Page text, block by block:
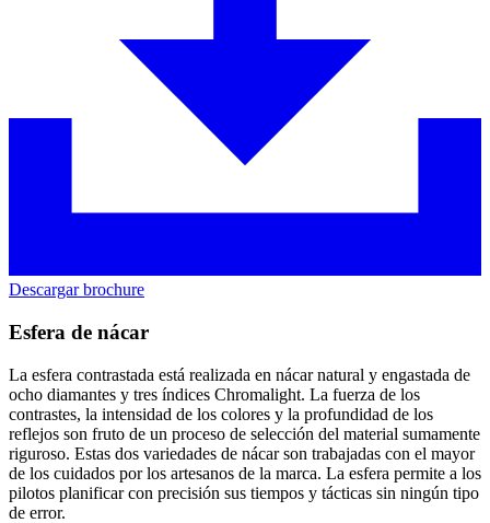
Descargar brochure
Esfera de nácar
La esfera contrastada está realizada en nácar natural y engastada de
ocho diamantes y tres índices Chromalight. La fuerza de los
contrastes, la intensidad de los colores y la profundidad de los
reflejos son fruto de un proceso de selección del material sumamente
riguroso. Estas dos variedades de nácar son trabajadas con el mayor
de los cuidados por los artesanos de la marca. La esfera permite a los
pilotos planificar con precisión sus tiempos y tácticas sin ningún tipo
de error.